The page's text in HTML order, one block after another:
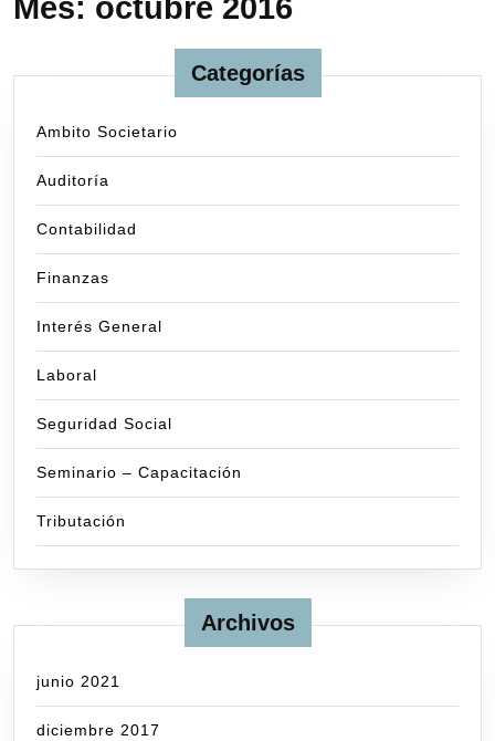
Mes: octubre 2016
Categorías
Ambito Societario
Auditoría
Contabilidad
Finanzas
Interés General
Laboral
Seguridad Social
Seminario – Capacitación
Tributación
Archivos
junio 2021
diciembre 2017